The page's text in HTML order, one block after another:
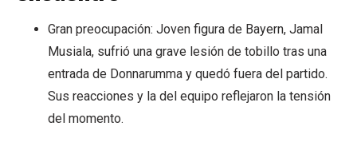
Gran preocupación: Joven figura de Bayern, Jamal
Musiala, sufrió una grave lesión de tobillo tras una
entrada de Donnarumma y quedó fuera del partido.
Sus reacciones y la del equipo reflejaron la tensión
del momento.